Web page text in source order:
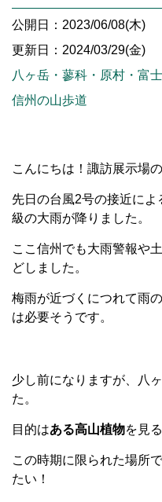
公開日：2023/06/08(木)
更新日：2024/03/29(金)
八ヶ岳・蓼科・原村・富
信州の山歩道
こんにちは！諏訪展示場の
先日の台風2号の接近によ
級の大雨が降りました。
ここ信州でも大雨警報や
どしました。
梅雨が近づくにつれて雨
は必要そうです。
少し前になりますが、八
た。
目的はある高山植物を見
この時期に限られた場所
たい！